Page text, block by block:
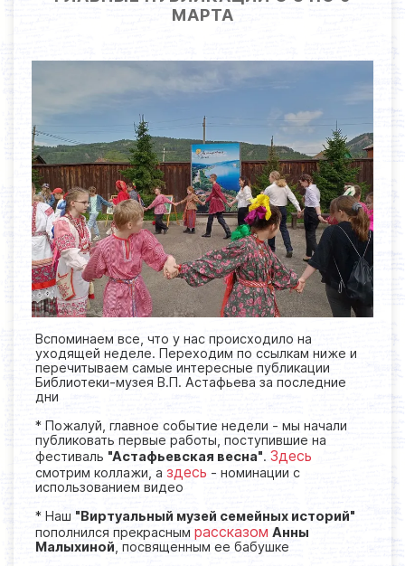
МАРТА
Вспоминаем все, что у нас происходило на
уходящей неделе. Переходим по ссылкам ниже и
перечитываем самые интересные публикации
Библиотеки-музея В.П. Астафьева за последние
дни
* Пожалуй, главное событие недели - мы начали
публиковать первые работы, поступившие на
фестиваль "Астафьевская весна". Здесь
смотрим коллажи, а здесь - номинации с
использованием видео
* Наш "Виртуальный музей семейных историй"
пополнился прекрасным рассказом Анны
Малыхиной , посвященным ее бабушке